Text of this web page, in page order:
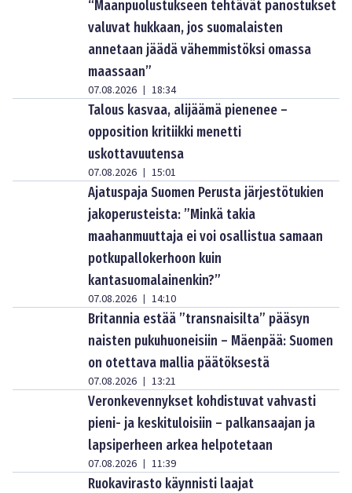
“Maanpuolustukseen tehtävät panostukset
valuvat hukkaan, jos suomalaisten
annetaan jäädä vähemmistöksi omassa
maassaan”
07.08.2026 | 18:34
Talous kasvaa, alijäämä pienenee –
opposition kritiikki menetti
uskottavuutensa
07.08.2026 | 15:01
Ajatuspaja Suomen Perusta järjestötukien
jakoperusteista: ”Minkä takia
maahanmuuttaja ei voi osallistua samaan
potkupallokerhoon kuin
kantasuomalainenkin?”
07.08.2026 | 14:10
Britannia estää ”transnaisilta” pääsyn
naisten pukuhuoneisiin – Mäenpää: Suomen
on otettava mallia päätöksestä
07.08.2026 | 13:21
Veronkevennykset kohdistuvat vahvasti
pieni- ja keskituloisiin – palkansaajan ja
lapsiperheen arkea helpotetaan
07.08.2026 | 11:39
Ruokavirasto käynnisti laajat